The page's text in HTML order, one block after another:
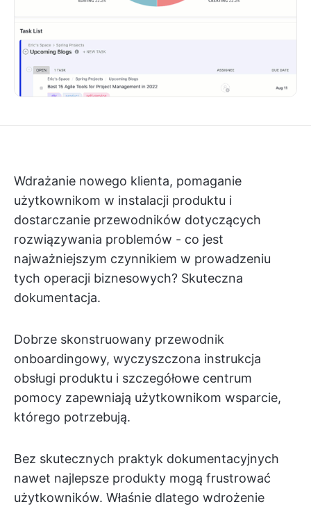
Wdrażanie nowego klienta, pomaganie
użytkownikom w instalacji produktu i
dostarczanie przewodników dotyczących
rozwiązywania problemów - co jest
najważniejszym czynnikiem w prowadzeniu
tych operacji biznesowych? Skuteczna
dokumentacja.
Dobrze skonstruowany przewodnik
onboardingowy, wyczyszczona instrukcja
obsługi produktu i szczegółowe centrum
pomocy zapewniają użytkownikom wsparcie,
którego potrzebują.
Bez skutecznych praktyk dokumentacyjnych
nawet najlepsze produkty mogą frustrować
użytkowników. Właśnie dlatego wdrożenie